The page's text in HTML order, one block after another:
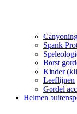
Spank
Borst
Kinder
Leeflijnen
Gordel
Helmen